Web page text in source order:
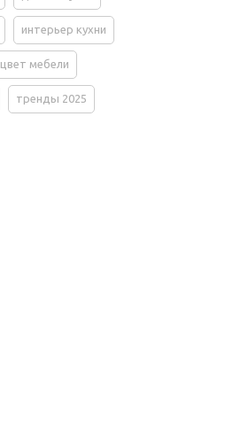
интерьер кухни
цвет мебели
тренды 2025